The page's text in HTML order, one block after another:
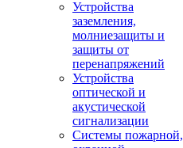
Устройства
заземления,
молниезащиты и
защиты от
перенапряжений
Устройства
оптической и
акустической
сигнализации
Системы пожарной,